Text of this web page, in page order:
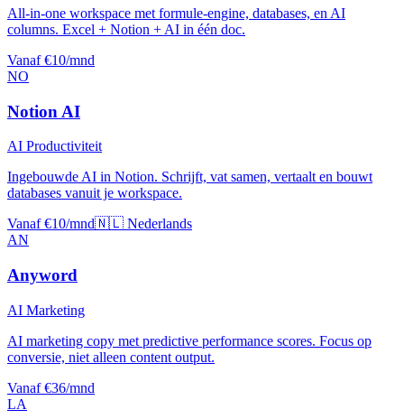
All-in-one workspace met formule-engine, databases, en AI
columns. Excel + Notion + AI in één doc.
Vanaf €10/mnd
NO
Notion AI
AI Productiviteit
Ingebouwde AI in Notion. Schrijft, vat samen, vertaalt en bouwt
databases vanuit je workspace.
Vanaf €10/mnd🇳🇱 Nederlands
AN
Anyword
AI Marketing
AI marketing copy met predictive performance scores. Focus op
conversie, niet alleen content output.
Vanaf €36/mnd
LA